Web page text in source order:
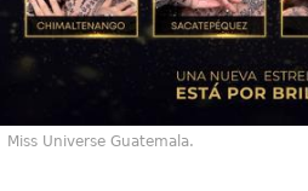
Miss Universe Guatemala.